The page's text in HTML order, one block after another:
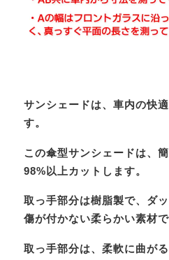
サンシェードは、車内の快
す。
この傘型サンシェードは、
98%以上カットします。
取っ手部分は樹脂製で、ダ
傷が付かない柔らかい素材で
取っ手部分は、柔軟に曲が